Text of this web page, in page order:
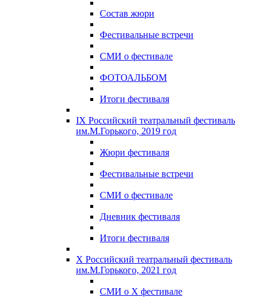
Состав жюри
Фестивальные встречи
СМИ о фестивале
ФОТОАЛЬБОМ
Итоги фестиваля
IX Российский театральный фестиваль
им.М.Горького, 2019 год
Жюри фестиваля
Фестивальные встречи
СМИ о фестивале
Дневник фестиваля
Итоги фестиваля
X Российский театральный фестиваль
им.М.Горького, 2021 год
СМИ о X фестивале